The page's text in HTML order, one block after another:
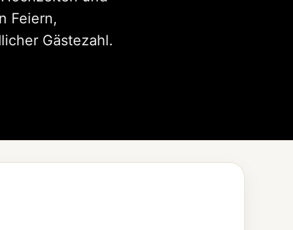
Feiern,
Gästezahl.